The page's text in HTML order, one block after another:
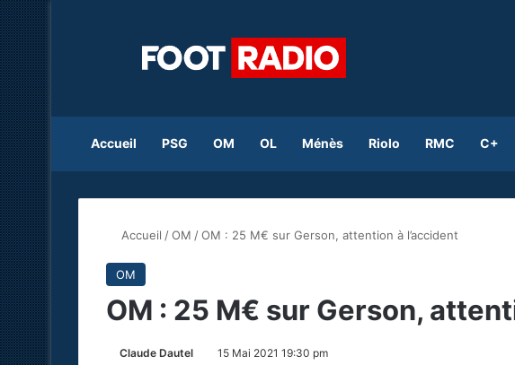
Accueil PSG OM OL Ménès Riolo RMC C+
Accueil /OM /OM : 25 M€ sur Gerson, attention à l’accident
OM
OM : 25 M€ sur Gerson,
Claude Dautel 15 Mai 2021 19:30 pm